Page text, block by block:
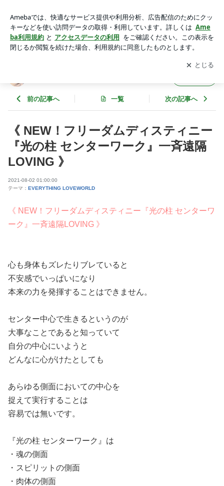
ク』一斉遠隔LOVING 》 | Freedom Destiny ヒーリング開発実
践ブログ
アプリをダウンロードして ブログの更新通知
を受け取りまし
ょう。
開く
前の記事へ 一覧 次の記事へ
《 NEW！フリーダムディスティニー
『光の柱 センターワーク』一斉遠隔
LOVING 》
2021-08-02 01:00:00
テーマ： EVERYTHING LOVEWORLD
《 NEW！フリーダムディスティニー『光の柱 センターワ
ーク』一斉遠隔LOVING 》
心も身体もズレたりブレていると
不安感でいっぱいになり
本来の力を発揮することはできません。
センター中心で生きるというのが
大事なことであると知っていて
自分の中心にいようと
どんなに心がけたとしても
あらゆる側面においての中心を
捉えて実行することは
容易では無いです。
『光の柱 センターワーク』は
・魂の側面
・スピリットの側面
・肉体の側面